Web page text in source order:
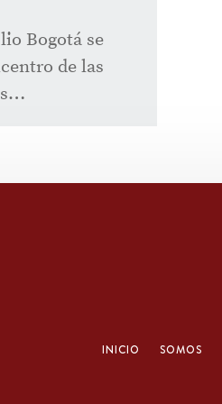
Bogotá se
de las
INICIO SOMOS